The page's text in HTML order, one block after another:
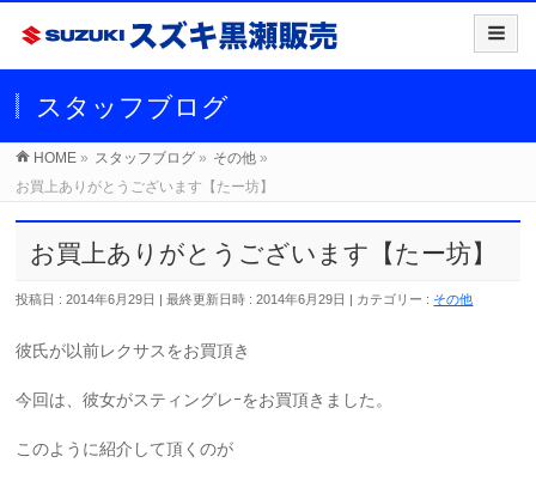
スタッフブログ
HOME » スタッフブログ » その他 »
お買上ありがとうございます【たー坊】
お買上ありがとうございます【たー坊】
投稿日 : 2014年6月29日 最終更新日時 : 2014年6月29日 カテゴリー : その他
彼氏が以前レクサスをお買頂き
今回は、彼女がスティングレｰをお買頂きました。
このように紹介して頂くのが